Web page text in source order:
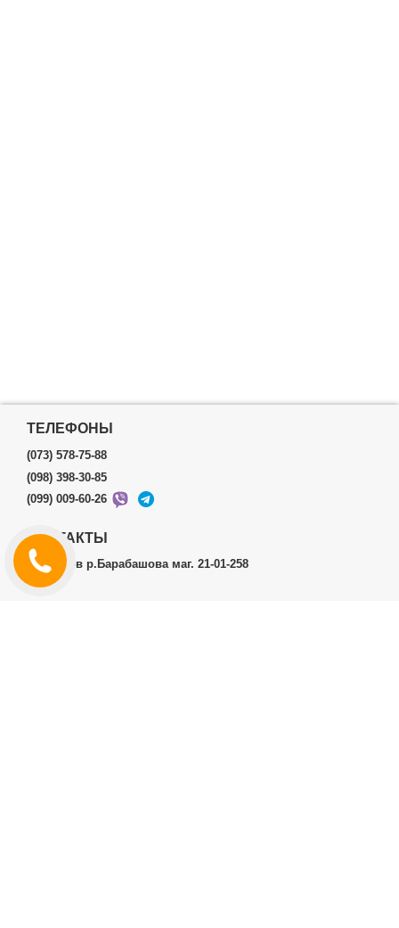
ТЕЛЕФОНЫ
(073) 578-75-88
(098) 398-30-85
(099) 009-60-26
КОНТАКТЫ
г.Харьков р.Барабашова маг. 21-01-258